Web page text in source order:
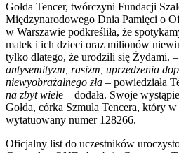
Gołda Tencer, twórczyni Fundacji
Międzynarodowego Dnia Pamięci o
w Warszawie podkreśliła, że
matek i ich dzieci oraz milionów
tylko dlatego, że urodzili się Żydami. –
antysemityzm, rasizm, uprzedzenia
niewyobrażalnego zła – powiedziała
na zbyt wiele – dodała. Swoje
Gołda, córka Szmula Tencera, który
wytatuowany numer 128266.
Oficjalny list do uczestników